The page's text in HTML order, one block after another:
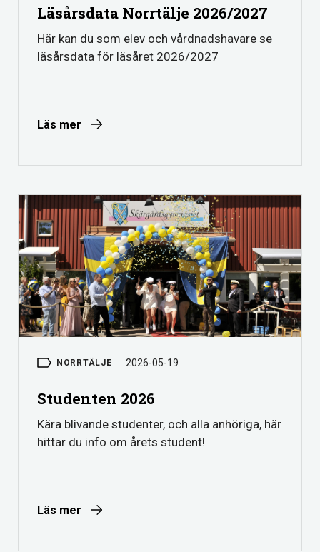
Läsårsdata Norrtälje 2026/2027
Här kan du som elev och vårdnadshavare se
läsårsdata för läsåret 2026/2027
Läs mer
NORRTÄLJE 2026-05-19
Studenten 2026
Kära blivande studenter, och alla anhöriga, här
hittar du info om årets student!
Läs mer